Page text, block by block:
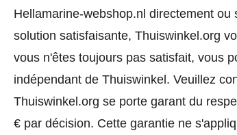
Hellamarine-webshop.nl directement ou
solution satisfaisante, Thuiswinkel.org
vous n'êtes toujours pas satisfait, vous
indépendant de Thuiswinkel. Veuillez
Thuiswinkel.org se porte garant du
€ par décision. Cette garantie ne